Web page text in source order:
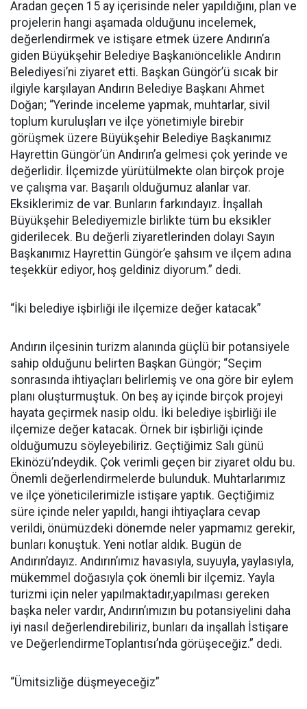
Aradan geçen 15 ay içerisinde neler yapıldığını, plan ve
projelerin hangi aşamada olduğunu incelemek,
değerlendirmek ve istişare etmek üzere Andırın’a
giden Büyükşehir Belediye Başkanıöncelikle Andırın
Belediyesi’ni ziyaret etti. Başkan Güngör’ü sıcak bir
ilgiyle karşılayan Andırın Belediye Başkanı Ahmet
Doğan; “Yerinde inceleme yapmak, muhtarlar, sivil
toplum kuruluşları ve ilçe yönetimiyle birebir
görüşmek üzere Büyükşehir Belediye Başkanımız
Hayrettin Güngör’ün Andırın’a gelmesi çok yerinde ve
değerlidir. İlçemizde yürütülmekte olan birçok proje
ve çalışma var. Başarılı olduğumuz alanlar var.
Eksiklerimiz de var. Bunların farkındayız. İnşallah
Büyükşehir Belediyemizle birlikte tüm bu eksikler
giderilecek. Bu değerli ziyaretlerinden dolayı Sayın
Başkanımız Hayrettin Güngör’e şahsım ve ilçem adına
teşekkür ediyor, hoş geldiniz diyorum.” dedi.
“İki belediye işbirliği ile ilçemize değer katacak”
Andırın ilçesinin turizm alanında güçlü bir potansiyele
sahip olduğunu belirten Başkan Güngör; “Seçim
sonrasında ihtiyaçları belirlemiş ve ona göre bir eylem
planı oluşturmuştuk. On beş ay içinde birçok projeyi
hayata geçirmek nasip oldu. İki belediye işbirliği ile
ilçemize değer katacak. Örnek bir işbirliği içinde
olduğumuzu söyleyebiliriz. Geçtiğimiz Salı günü
Ekinözü’ndeydik. Çok verimli geçen bir ziyaret oldu bu.
Önemli değerlendirmelerde bulunduk. Muhtarlarımız
ve ilçe yöneticilerimizle istişare yaptık. Geçtiğimiz
süre içinde neler yapıldı, hangi ihtiyaçlara cevap
verildi, önümüzdeki dönemde neler yapmamız gerekir,
bunları konuştuk. Yeni notlar aldık. Bugün de
Andırın’dayız. Andırın’ımız havasıyla, suyuyla, yaylasıyla,
mükemmel doğasıyla çok önemli bir ilçemiz. Yayla
turizmi için neler yapılmaktadır,yapılması gereken
başka neler vardır, Andırın’ımızın bu potansiyelini daha
iyi nasıl değerlendirebiliriz, bunları da inşallah İstişare
ve DeğerlendirmeToplantısı’nda görüşeceğiz.” dedi.
“Ümitsizliğe düşmeyeceğiz”